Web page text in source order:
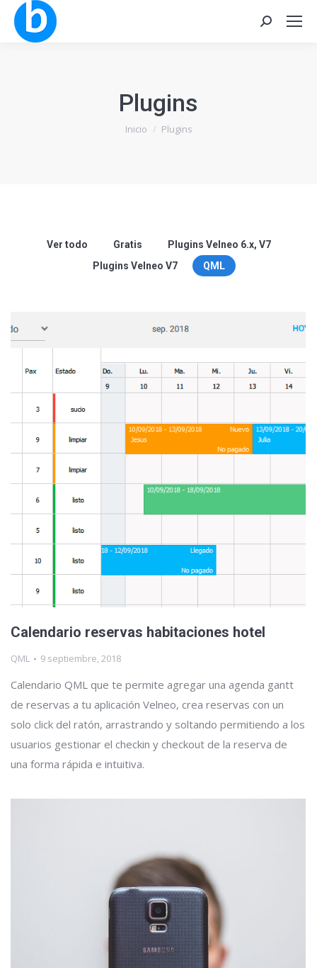
Buscar:
Plugins
Estás aquí:
Inicio Plugins
Ver todo Gratis
Plugins Velneo 6.x, V7
Plugins Velneo V7
QML
Calendario reservas habitaciones hotel
QML 9 septiembre, 2018
Calendario QML que te permite agregar una agenda gantt
de reservas a tu aplicación Velneo, crea reservas con un
solo click del ratón, arrastrando y soltando permitiendo a los
usuarios gestionar el checkin y checkout de la reserva de
una forma rápida e intuitiva.